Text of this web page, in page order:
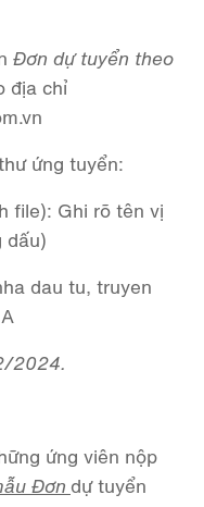
Đơn dự tuyển theo
địa chỉ
ứng tuyển:
file): Ghi rõ tên vị
dấu)
dau tu, truyen
2024.
ứng viên nộp
Đơn dự tuyển